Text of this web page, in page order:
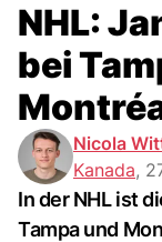
NHL:
bei
Nicola
Kanada,
In der NHL ist
Tampa und